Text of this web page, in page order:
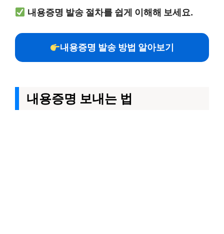
내용증명 발송 절차를 쉽게 이해해 보세요.
내용증명 발송 방법 알아보기
내용증명 보내는 법